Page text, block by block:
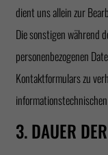
dient uns allein zur
Die sonstigen während
personenbezogenen
Kontaktformulars zu
3. DAUER